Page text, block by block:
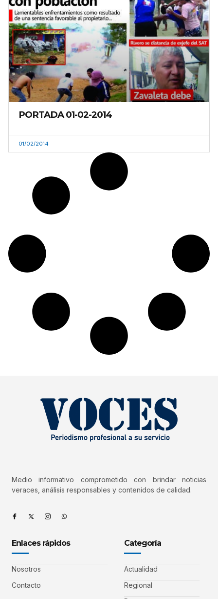
PORTADA 01-02-2014
01/02/2014
Medio informativo comprometido con brindar noticias
veraces, análisis responsables y contenidos de calidad.
Enlaces rápidos
Nosotros
Contacto
Categoría
Actualidad
Regional